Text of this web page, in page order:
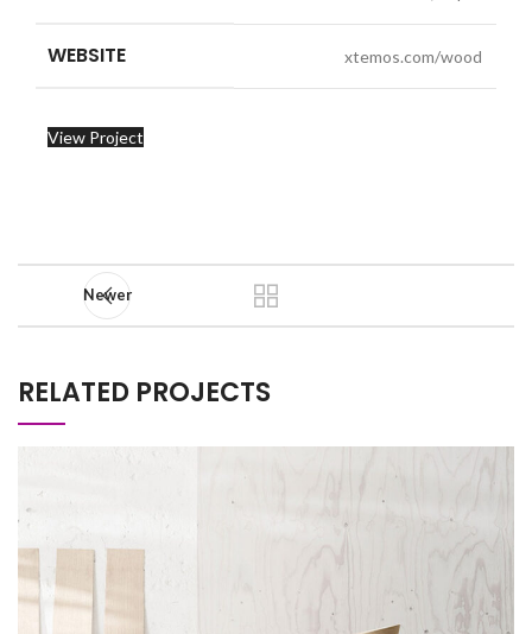
WEBSITE xtemos.com/wood
View Project
Newer
RELATED PROJECTS